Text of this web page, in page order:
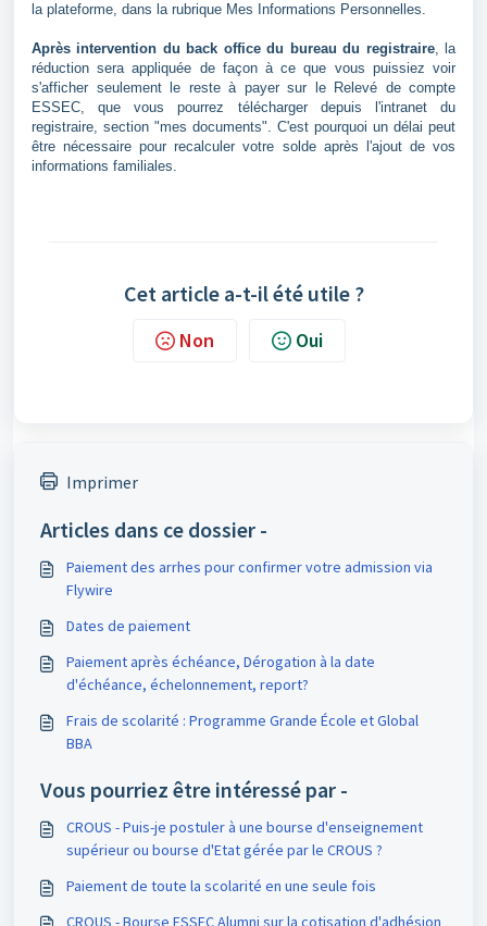
la plateforme, dans la rubrique Mes Informations Personnelles.
Après intervention du back office du bureau du registraire, la
réduction sera appliquée de façon à ce que vous puissiez voir
s'afficher seulement le reste à payer sur le Relevé de compte
ESSEC, que vous pourrez télécharger depuis l'intranet du
registraire, section "mes documents". C'est pourquoi un délai peut
être nécessaire pour recalculer votre solde après l'ajout de vos
informations familiales.
Cet article a-t-il été utile ?
Non Oui
Imprimer
Articles dans ce dossier -
Paiement des arrhes pour confirmer votre admission via
Flywire
Dates de paiement
Paiement après échéance, Dérogation à la date
d'échéance, échelonnement, report?
Frais de scolarité : Programme Grande École et Global
BBA
Vous pourriez être intéressé par -
CROUS - Puis-je postuler à une bourse d'enseignement
supérieur ou bourse d'Etat gérée par le CROUS ?
Paiement de toute la scolarité en une seule fois
CROUS - Bourse ESSEC Alumni sur la cotisation d'adhésion